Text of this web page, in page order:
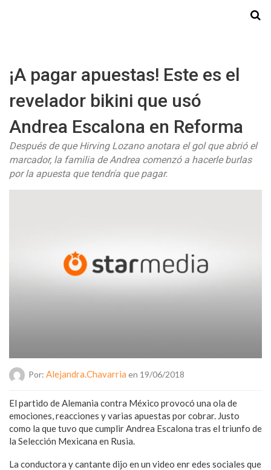
¡A pagar apuestas! Este es el
revelador bikini que usó
Andrea Escalona en Reforma
Después de que Hirving Lozano anotara el gol que abrió el
marcador, la familia de Andrea comenzó a hacerle burlas
por la apuesta que tendría que pagar.
Por: Alejandra.chavarria en 19/06/2018
El partido de Alemania contra México provocó una ola de
emociones, reacciones y varias apuestas por cobrar. Justo
como la que tuvo que cumplir Andrea Escalona tras el triunfo de
la Selección Mexicana en Rusia.
La conductora y cantante dijo en un video enr edes sociales que